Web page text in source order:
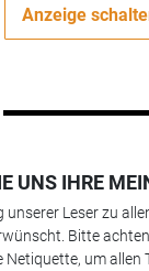
Anzeige
UNS IHRE
unserer Leser zu
Bitte
um allen